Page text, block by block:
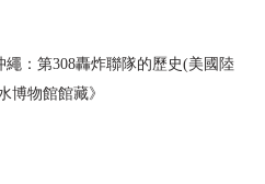
繩：第308轟炸聯隊的歷史(美國陸
博物館館藏》